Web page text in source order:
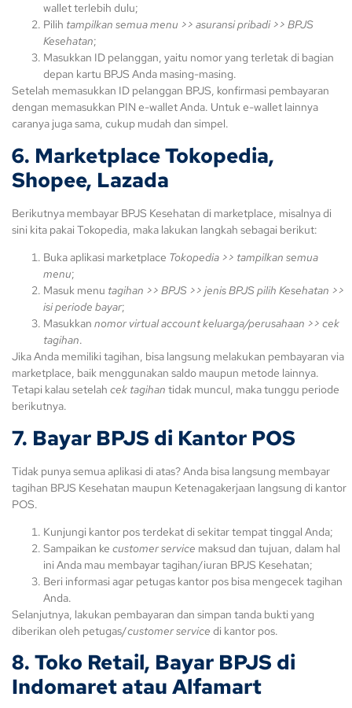
wallet terlebih dulu;
Pilih tampilkan semua menu >> asuransi pribadi >> BPJS
Kesehatan;
Masukkan ID pelanggan, yaitu nomor yang terletak di bagian
depan kartu BPJS Anda masing-masing.
Setelah memasukkan ID pelanggan BPJS, konfirmasi pembayaran
dengan memasukkan PIN e-wallet Anda. Untuk e-wallet lainnya
caranya juga sama, cukup mudah dan simpel.
6. Marketplace Tokopedia,
Shopee, Lazada
Berikutnya membayar BPJS Kesehatan di marketplace, misalnya di
sini kita pakai Tokopedia, maka lakukan langkah sebagai berikut:
Buka aplikasi marketplace Tokopedia >> tampilkan semua
menu;
Masuk menu tagihan >> BPJS >> jenis BPJS pilih Kesehatan >>
isi periode bayar;
Masukkan nomor virtual account keluarga/perusahaan >> cek
tagihan.
Jika Anda memiliki tagihan, bisa langsung melakukan pembayaran via
marketplace, baik menggunakan saldo maupun metode lainnya.
Tetapi kalau setelah cek tagihan tidak muncul, maka tunggu periode
berikutnya.
7. Bayar BPJS di Kantor POS
Tidak punya semua aplikasi di atas? Anda bisa langsung membayar
tagihan BPJS Kesehatan maupun Ketenagakerjaan langsung di kantor
POS.
Kunjungi kantor pos terdekat di sekitar tempat tinggal Anda;
Sampaikan ke customer service maksud dan tujuan, dalam hal
ini Anda mau membayar tagihan/iuran BPJS Kesehatan;
Beri informasi agar petugas kantor pos bisa mengecek tagihan
Anda.
Selanjutnya, lakukan pembayaran dan simpan tanda bukti yang
diberikan oleh petugas/customer service di kantor pos.
8. Toko Retail, Bayar BPJS di
Indomaret atau Alfamart